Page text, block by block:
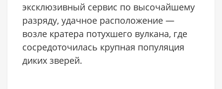
эксклюзивный сервис по высочайшему
разряду, удачное расположение —
возле кратера потухшего вулкана, где
сосредоточилась крупная популяция
диких зверей.